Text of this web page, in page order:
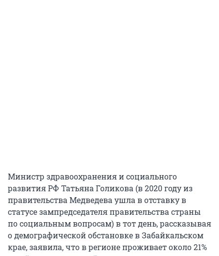
Министр здравоохранения и социального
развития РФ Татьяна Голикова (в 2020 году из
правительства Медведева ушла в отставку в
статусе зампредседателя правительства страны
по социальным вопросам) в тот день, рассказывая
о демографической обстановке в Забайкальском
крае, заявила, что в регионе проживает около 21%